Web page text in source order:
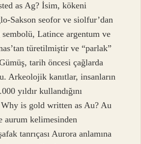
as Ag? İsim, kökeni
Sakson seofor ve siolfur’dan
Latince argentum ve
türetilmiştir ve “parlak”
tarih öncesi çağlarda
Arkeolojik kanıtlar, insanların
yıldır kullandığını
is gold written as Au? Au
aurum kelimesinden
tanrıçası Aurora anlamına